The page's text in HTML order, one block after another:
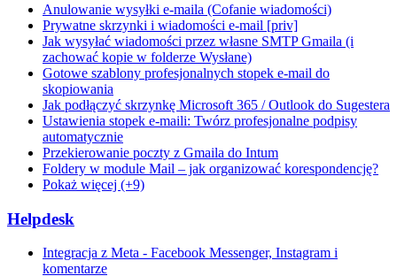
Anulowanie wysyłki e-maila (Cofanie wiadomości)
Prywatne skrzynki i wiadomości e-mail [priv]
Jak wysyłać wiadomości przez własne SMTP Gmaila (i
zachować kopie w folderze Wysłane)
Gotowe szablony profesjonalnych stopek e-mail do
skopiowania
Jak podłączyć skrzynkę Microsoft 365 / Outlook do Sugestera
Ustawienia stopek e-maili: Twórz profesjonalne podpisy
automatycznie
Przekierowanie poczty z Gmaila do Intum
Foldery w module Mail – jak organizować korespondencję?
Pokaż więcej (+9)
Helpdesk
Integracja z Meta - Facebook Messenger, Instagram i
komentarze